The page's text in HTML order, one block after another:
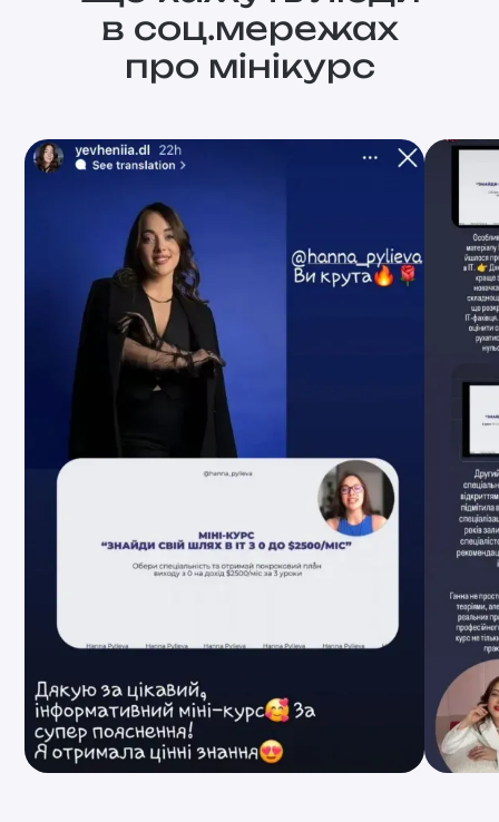
в соц.мережах
про мінікурс